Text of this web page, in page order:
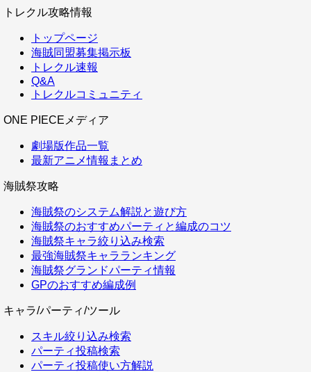
トレクル攻略情報
トップページ
海賊同盟募集掲示板
トレクル速報
Q&A
トレクルコミュニティ
ONE PIECEメディア
劇場版作品一覧
最新アニメ情報まとめ
海賊祭攻略
海賊祭のシステム解説と遊び方
海賊祭のおすすめパーティと編成のコツ
海賊祭キャラ絞り込み検索
最強海賊祭キャラランキング
海賊祭グランドパーティ情報
GPのおすすめ編成例
キャラ/パーティ/ツール
スキル絞り込み検索
パーティ投稿検索
パーティ投稿使い方解説